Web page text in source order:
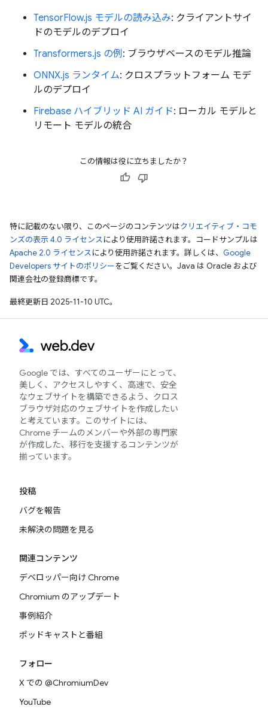
TensorFlow.js モデルの読み込み: クライアントサイ
ドのモデルのデプロイ
Transformers.js の例: ブラウザベースのモデル推論
ONNX.js ランタイム: クロスプラットフォーム モデ
ルのデプロイ
Firebase ハイブリッド AI ガイド: ローカル モデルと
リモート モデルの統合
この情報は役に立ちましたか？
特に記載のない限り、このページのコンテンツはクリエイティブ・コモ
ンズの表示 4.0 ライセンスにより使用許諾されます。コードサンプルは
Apache 2.0 ライセンスにより使用許諾されます。詳しくは、 Google
Developers サイトのポリシーをご覧ください。Java は Oracle および
関連会社の登録商標です。
最終更新日 2025-11-10 UTC。
Google では、すべてのユーザーにとって、
美しく、アクセスしやすく、高速で、安全
なウェブサイトを構築できるよう、クロス
ブラウザ対応のウェブサイトを作成したい
と考えています。このサイトには、
Chrome チームのメンバーや外部の専門家
が作成した、移行を支援するコンテンツが
揃っています。
投稿
バグを報告
未解決の問題を見る
関連コンテンツ
デベロッパー向け Chrome
Chromium のアップデート
事例紹介
ポッドキャストと番組
フォロー
X での @ChromiumDev
YouTube